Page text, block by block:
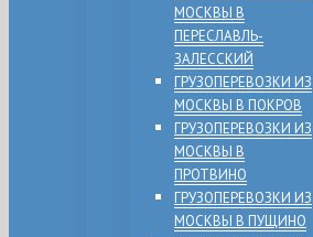
МОСКВЫ В
ПЕРЕСЛАВЛЬ-
ЗАЛЕССКИЙ
ГРУЗОПЕРЕВОЗКИ ИЗ
МОСКВЫ В ПОКРОВ
ГРУЗОПЕРЕВОЗКИ ИЗ
МОСКВЫ В
ПРОТВИНО
ГРУЗОПЕРЕВОЗКИ ИЗ
МОСКВЫ В ПУЩИНО